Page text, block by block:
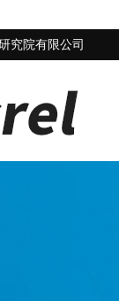
究院有限公司